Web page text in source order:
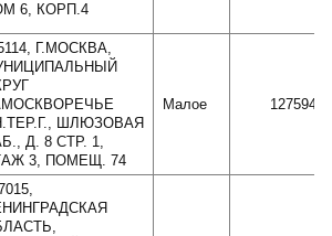
6, КОРП.4
Г.МОСКВА,
ШЛЮЗОВАЯ
Д. 8 СТР. 1,
3, ПОМЕЩ. 74
Малое 127594